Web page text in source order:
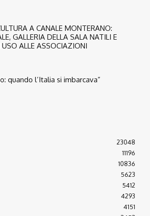
A CANALE MONTERANO:
GALLERIA DELLA SALA NATILI E
ALLE ASSOCIAZIONI
quando l’Italia si imbarcava”
23048
11196
10836
5623
5412
4293
4151